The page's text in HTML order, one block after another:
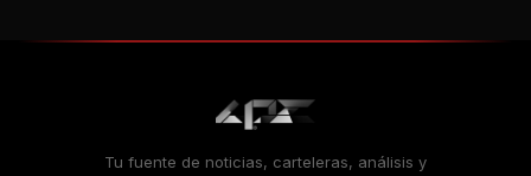
Tu fuente de noticias, carteleras, análisis y